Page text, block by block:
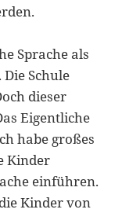
Sprache als
Schule
dieser
Eigentliche
habe großes
Kinder
einführen.
Kinder von